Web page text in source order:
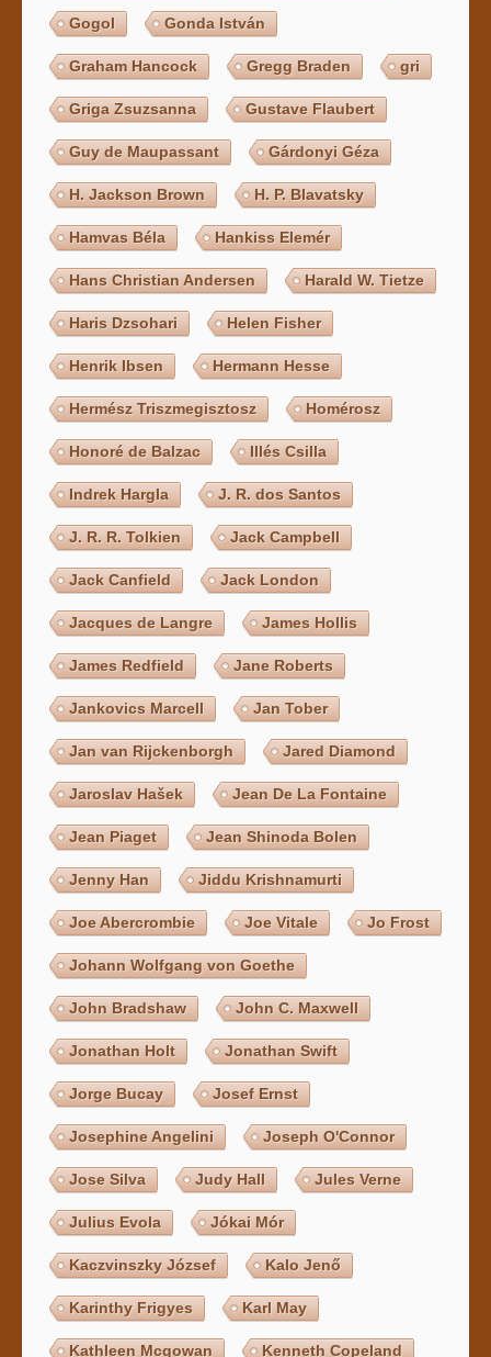
Gogol Gonda István
Graham Hancock Gregg Braden gri
Griga Zsuzsanna Gustave Flaubert
Guy de Maupassant Gárdonyi Géza
H. Jackson Brown H. P. Blavatsky
Hamvas Béla Hankiss Elemér
Hans Christian Andersen Harald W. Tietze
Haris Dzsohari Helen Fisher
Henrik Ibsen Hermann Hesse
Hermész Triszmegisztosz Homérosz
Honoré de Balzac Illés Csilla
Indrek Hargla J. R. dos Santos
J. R. R. Tolkien Jack Campbell
Jack Canfield Jack London
Jacques de Langre James Hollis
James Redfield Jane Roberts
Jankovics Marcell Jan Tober
Jan van Rijckenborgh Jared Diamond
Jaroslav Hašek Jean De La Fontaine
Jean Piaget Jean Shinoda Bolen
Jenny Han Jiddu Krishnamurti
Joe Abercrombie Joe Vitale Jo Frost
Johann Wolfgang von Goethe
John Bradshaw John C. Maxwell
Jonathan Holt Jonathan Swift
Jorge Bucay Josef Ernst
Josephine Angelini Joseph O'Connor
Jose Silva Judy Hall Jules Verne
Julius Evola Jókai Mór
Kaczvinszky József Kalo Jenő
Karinthy Frigyes Karl May
Kathleen Mcgowan Kenneth Copeland